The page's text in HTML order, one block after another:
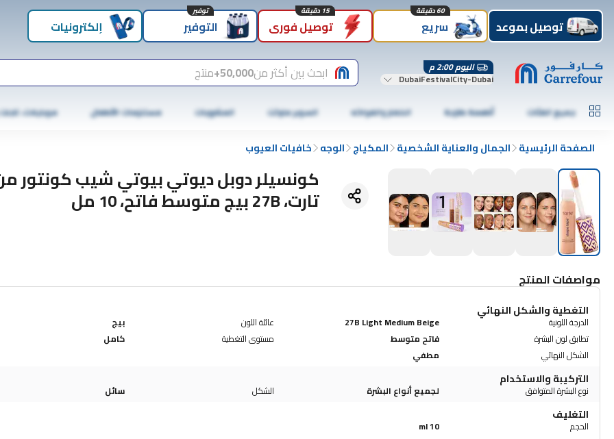
توصيل بموعد سريع
60 دقيقة
توصيل فوري
15 دقيقة
التوفير
توفير
إلكترونيات
اليوم 2:00 م
DubaiFestivalCity-Dubai ابحث بين أكثر من50,000+ منتج
جميع الفئات أطعمة طازجة الخضار والفواكه السوبر ماركت المشروبات مستلزمات الأطفال موبايلات،
الصفحة الرئيسية الجمال والعناية الشخصية المكياج الوجه خافيات العيوب
كونسيلر دوبل ديوتي بيوتي شيب كونتور
تارت، 27B بيج متوسط ​​فاتح، 10 مل
مواصفات المنتج
التغطية والشكل النهائي
الدرجة اللونية 27B Light Medium Beige عائلة اللون
بيج
تطابق لون البشرة
فاتح متوسط مستوى التغطية
كامل
الشكل النهائي
مطفي
التركيبة والاستخدام
نوع البشرة المتوافق لجميع أنواع البشرة الشكل سائل
التغليف
الحجم 10 ml